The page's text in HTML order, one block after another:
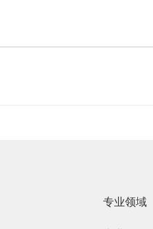
专业领域